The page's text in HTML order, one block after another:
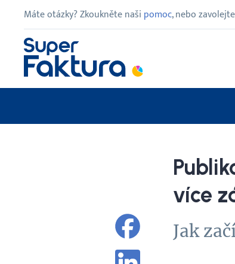
Máte otázky? Zkoukněte naši pomoc, nebo
více
Jak